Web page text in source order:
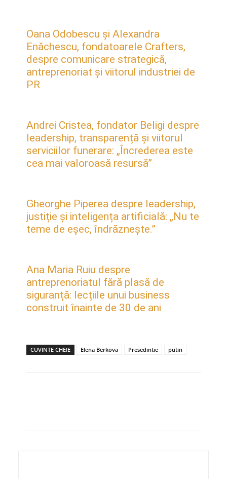
Oana Odobescu și Alexandra
Enăchescu, fondatoarele Crafters,
despre comunicare strategică,
antreprenoriat și viitorul industriei de
PR
Andrei Cristea, fondator Beligi despre
leadership, transparență și viitorul
serviciilor funerare: „Încrederea este
cea mai valoroasă resursă”
Gheorghe Piperea despre leadership,
justiție și inteligența artificială: „Nu te
teme de eșec, îndrăznește.”
Ana Maria Ruiu despre
antreprenoriatul fără plasă de
siguranță: lecțiile unui business
construit înainte de 30 de ani
CUVINTE CHEIE Elena Berkova Presedintie putin